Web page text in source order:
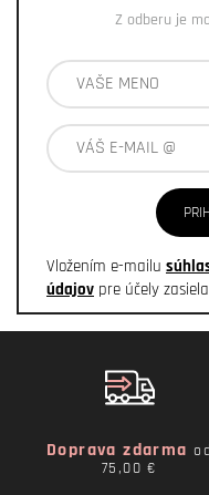
Z odberu je
Vložením e-mailu
údajov pre účely
Doprava zdarma od
75,00 €